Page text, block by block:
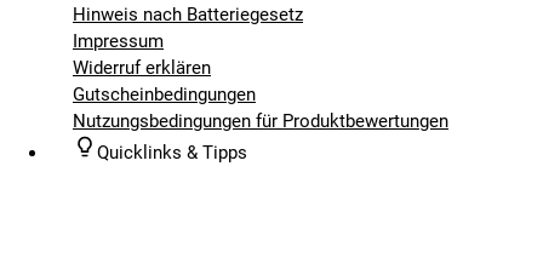
Hinweis nach Batteriegesetz
Impressum
Widerruf erklären
Gutscheinbedingungen
Nutzungsbedingungen für Produktbewertungen
Quicklinks & Tipps